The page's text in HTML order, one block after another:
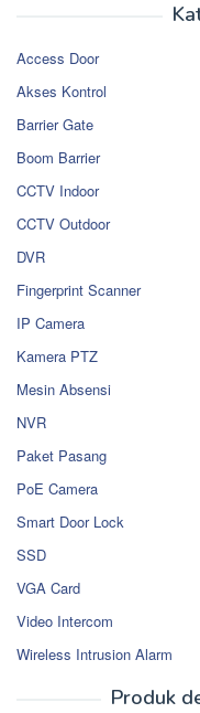
Access Door
Akses Kontrol
Barrier Gate
Boom Barrier
CCTV Indoor
CCTV Outdoor
DVR
Fingerprint Scanner
IP Camera
Kamera PTZ
Mesin Absensi
NVR
Paket Pasang
PoE Camera
Smart Door Lock
SSD
VGA Card
Video Intercom
Wireless Intrusion Alarm
Produk